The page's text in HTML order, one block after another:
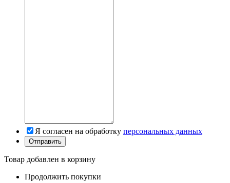
Я согласен на обработку персональных данных
Товар добавлен в корзину
Продолжить покупки